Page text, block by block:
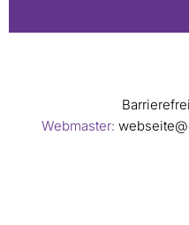
Webmaster: